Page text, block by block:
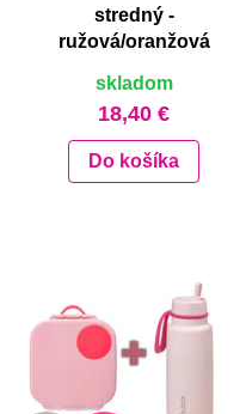
stredný -
ružová/oranžová
skladom
18,40 €
Do košíka